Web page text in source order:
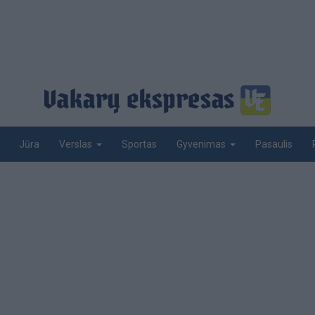
Jūra Verslas Sportas Gyvenimas Pasaulis